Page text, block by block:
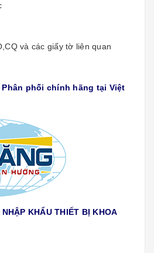
và các giấy tờ liên quan
phối chính hãng tại Việt
KHẨU THIẾT BỊ KHOA